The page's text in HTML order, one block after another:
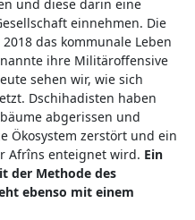
und diese darin eine
einnehmen. Die
das kommunale Leben
ihre Militäroffensive
sehen wir, wie sich
Dschihadisten haben
abgerissen und
Ökosystem zerstört und ein
Afrîns enteignet wird. Ein
der Methode des
ebenso mit einem